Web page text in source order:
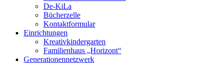
De-KiLa
Bücherzelle
Kontaktformular
Einrichtungen
Kreativkindergarten
Familienhaus „Horizont“
Generationennetzwerk